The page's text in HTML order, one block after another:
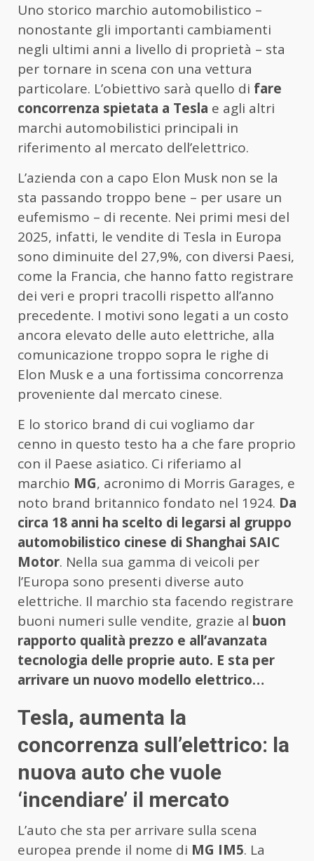
Uno storico marchio automobilistico –
nonostante gli importanti cambiamenti
negli ultimi anni a livello di proprietà – sta
per tornare in scena con una vettura
particolare. L’obiettivo sarà quello di fare
concorrenza spietata a Tesla e agli altri
marchi automobilistici principali in
riferimento al mercato dell’elettrico.
L’azienda con a capo Elon Musk non se la
sta passando troppo bene – per usare un
eufemismo – di recente. Nei primi mesi del
2025, infatti, le vendite di Tesla in Europa
sono diminuite del 27,9%, con diversi Paesi,
come la Francia, che hanno fatto registrare
dei veri e propri tracolli rispetto all’anno
precedente. I motivi sono legati a un costo
ancora elevato delle auto elettriche, alla
comunicazione troppo sopra le righe di
Elon Musk e a una fortissima concorrenza
proveniente dal mercato cinese.
E lo storico brand di cui vogliamo dar
cenno in questo testo ha a che fare proprio
con il Paese asiatico. Ci riferiamo al
marchio MG, acronimo di Morris Garages, e
noto brand britannico fondato nel 1924. Da
circa 18 anni ha scelto di legarsi al gruppo
automobilistico cinese di Shanghai SAIC
Motor. Nella sua gamma di veicoli per
l’Europa sono presenti diverse auto
elettriche. Il marchio sta facendo registrare
buoni numeri sulle vendite, grazie al buon
rapporto qualità prezzo e all’avanzata
tecnologia delle proprie auto. E sta per
arrivare un nuovo modello elettrico…
Tesla, aumenta la
concorrenza sull’elettrico: la
nuova auto che vuole
‘incendiare’ il mercato
L’auto che sta per arrivare sulla scena
europea prende il nome di MG IM5. La